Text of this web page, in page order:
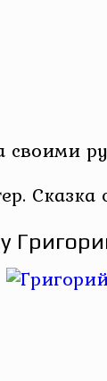
своими